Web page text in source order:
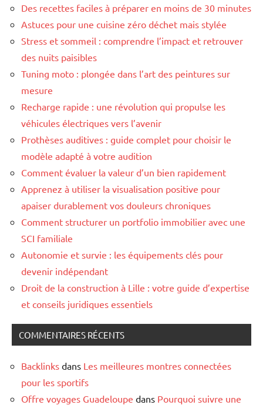
Des recettes faciles à préparer en moins de 30 minutes
Astuces pour une cuisine zéro déchet mais stylée
Stress et sommeil : comprendre l’impact et retrouver
des nuits paisibles
Tuning moto : plongée dans l’art des peintures sur
mesure
Recharge rapide : une révolution qui propulse les
véhicules électriques vers l’avenir
Prothèses auditives : guide complet pour choisir le
modèle adapté à votre audition
Comment évaluer la valeur d’un bien rapidement
Apprenez à utiliser la visualisation positive pour
apaiser durablement vos douleurs chroniques
Comment structurer un portfolio immobilier avec une
SCI familiale
Autonomie et survie : les équipements clés pour
devenir indépendant
Droit de la construction à Lille : votre guide d’expertise
et conseils juridiques essentiels
COMMENTAIRES RÉCENTS
Backlinks dans Les meilleures montres connectées
pour les sportifs
Offre voyages Guadeloupe dans Pourquoi suivre une